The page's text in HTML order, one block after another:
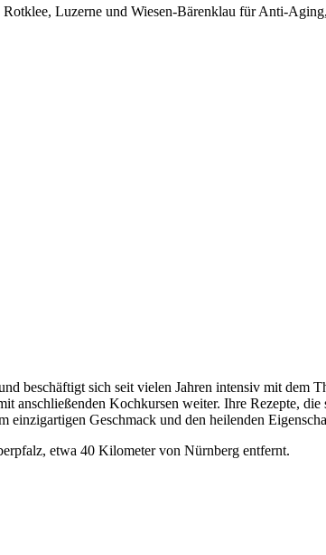
Luzerne und Wiesen-Bärenklau für Anti-
beschäftigt sich seit vielen Jahren intensiv mit dem
Kochkursen weiter. Ihre Rezepte,
Geschmack und den heilenden
etwa 40 Kilometer von Nürnberg entfernt.